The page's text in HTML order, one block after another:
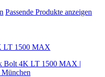
Passende Produkte anzeigen
LT 1500 MAX